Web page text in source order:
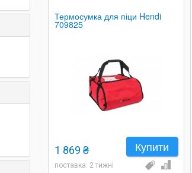
Термосумка для піци Hendi
709825
Купити
1 869 ₴
поставка: 2 тижні